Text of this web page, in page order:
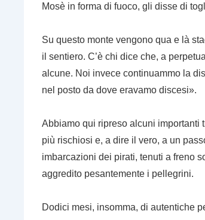
Mosè in forma di fuoco, gli disse di
Su questo monte vengono qua e là
il sentiero. C’è chi dice che, a
alcune. Noi invece continuammo la
nel posto da dove eravamo discesi».
Abbiamo qui ripreso alcuni importanti
più rischiosi e, a dire il vero, a un
imbarcazioni dei pirati, tenuti a freno
aggredito pesantemente i pellegrini.
Dodici mesi, insomma, di autentiche